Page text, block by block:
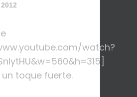
watch?
un toque fuerte.